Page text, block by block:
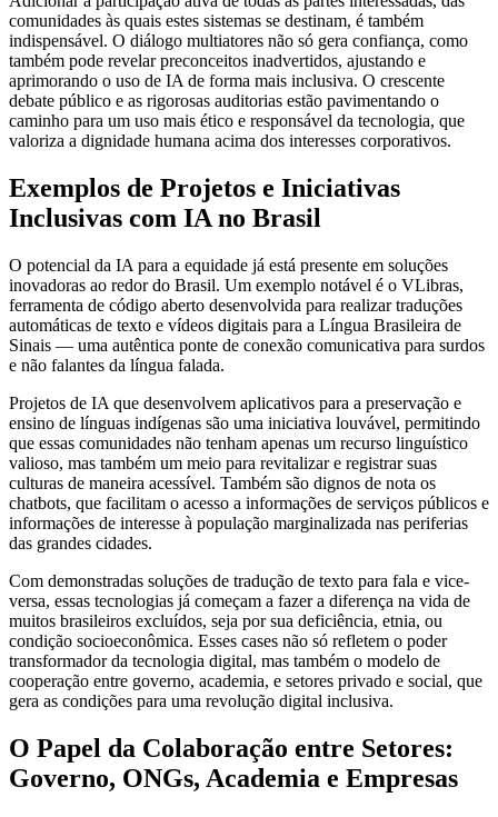
comunidades às quais estes sistemas se destinam, é também
indispensável. O diálogo multiatores não só gera confiança, como
também pode revelar preconceitos inadvertidos, ajustando e
aprimorando o uso de IA de forma mais inclusiva. O crescente
debate público e as rigorosas auditorias estão pavimentando o
caminho para um uso mais ético e responsável da tecnologia, que
valoriza a dignidade humana acima dos interesses corporativos.
Exemplos de Projetos e Iniciativas
Inclusivas com IA no Brasil
O potencial da IA para a equidade já está presente em soluções
inovadoras ao redor do Brasil. Um exemplo notável é o VLibras,
ferramenta de código aberto desenvolvida para realizar traduções
automáticas de texto e vídeos digitais para a Língua Brasileira de
Sinais — uma autêntica ponte de conexão comunicativa para surdos
e não falantes da língua falada.
Projetos de IA que desenvolvem aplicativos para a preservação e
ensino de línguas indígenas são uma iniciativa louvável, permitindo
que essas comunidades não tenham apenas um recurso linguístico
valioso, mas também um meio para revitalizar e registrar suas
culturas de maneira acessível. Também são dignos de nota os
chatbots, que facilitam o acesso a informações de serviços públicos e
informações de interesse à população marginalizada nas periferias
das grandes cidades.
Com demonstradas soluções de tradução de texto para fala e vice-
versa, essas tecnologias já começam a fazer a diferença na vida de
muitos brasileiros excluídos, seja por sua deficiência, etnia, ou
condição socioeconômica. Esses cases não só refletem o poder
transformador da tecnologia digital, mas também o modelo de
cooperação entre governo, academia, e setores privado e social, que
gera as condições para uma revolução digital inclusiva.
O Papel da Colaboração entre Setores:
Governo, ONGs, Academia e Empresas